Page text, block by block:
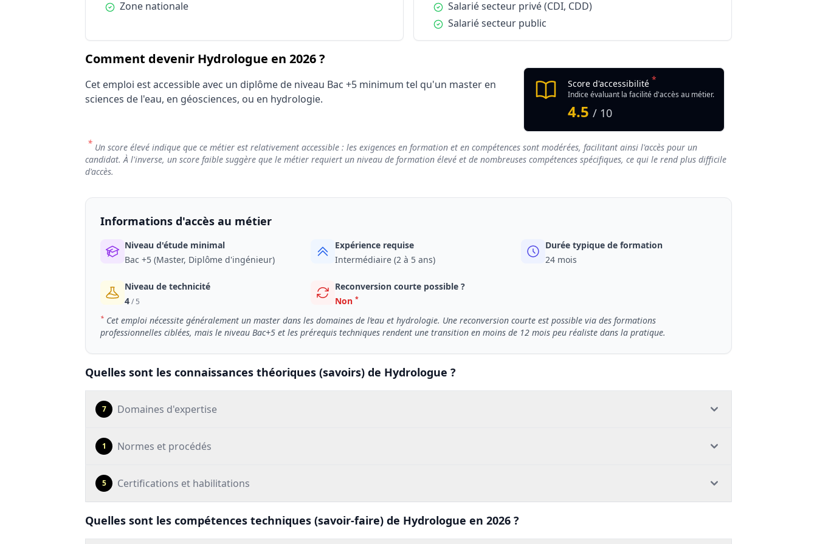
Condition :
Zone nationale Condition :
Salarié secteur privé (CDI, CDD)
Condition :
Salarié secteur public
Comment devenir Hydrologue en 2026 ?
Cet emploi est accessible avec un diplôme de niveau Bac +5 minimum tel qu'un master en
sciences de l'eau, en géosciences, ou en hydrologie.
Score d'accessibilité *
Indice évaluant la facilité d'accès au métier.
4.5/ 10
* Un score élevé indique que ce métier est relativement accessible : les exigences en formation et en compétences sont modérées, facilitant ainsi l'accès pour un
candidat. À l'inverse, un score faible suggère que le métier requiert un niveau de formation élevé et de nombreuses compétences spécifiques, ce qui le rend plus difficile
d'accès.
Informations d'accès au métier
Niveau d'étude minimal
Bac +5 (Master, Diplôme d'ingénieur)
Expérience requise
Intermédiaire (2 à 5 ans)
Durée typique de formation
24 mois
Niveau de technicité
4/ 5
Reconversion courte possible ?
Non *
* Cet emploi nécessite généralement un master dans les domaines de l’eau et hydrologie. Une reconversion courte est possible via des formations
professionnelles ciblées, mais le niveau Bac+5 et les prérequis techniques rendent une transition en moins de 12 mois peu réaliste dans la pratique.
Quelles sont les connaissances théoriques (savoirs) de Hydrologue ?
7 Domaines d'expertise
1 Normes et procédés
5 Certifications et habilitations
Quelles sont les compétences techniques (savoir-faire) de Hydrologue en 2026 ?